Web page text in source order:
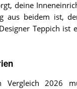
deine
aus beidem ist,
Teppich ist
Vergleich 2026